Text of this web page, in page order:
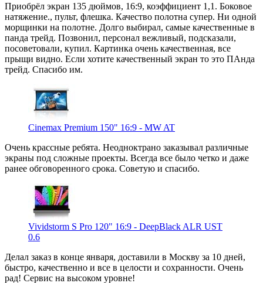
Приобрёл экран 135 дюймов, 16:9, коэффициент 1,1. Боковое
натяжение., пульт, флешка. Качество полотна супер. Ни одной
морщинки на полотне. Долго выбирал, самые качественные в
панда трейд. Позвонил, персонал вежливый, подсказали,
посоветовали, купил. Картинка очень качественная, все
прыщи видно. Если хотите качественный экран то это ПАнда
трейд. Спасибо им.
Cinemax Premium 150" 16:9 - MW AT
Очень крассные ребята. Неодноктрано заказывал различные
экраны под сложные проекты. Всегда все было четко и даже
ранее обговоренного срока. Советую и спасибо.
Vividstorm S Pro 120" 16:9 - DeepBlack ALR UST
0.6
Делал заказ в конце января, доставили в Москву за 10 дней,
быстро, качественно и все в целости и сохранности. Очень
рад! Сервис на высоком уровне!